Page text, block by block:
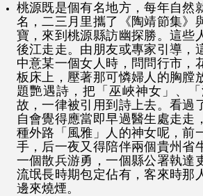
桃源既是個有名地方，每年自然
名，二三月里攜了《陶靖節集》
寶，來到桃源縣訪幽探勝。這些
後江走走。由朋友或專家引導，
中意某一個女人時，問問行市，
板床上，壓著那可憐婦人的胸膛
題艷遇詩，把「巫峽神女」、
故，一律被引用到詩上去。看過
自會覺得應當即早過醫生處走走
種外路「風雅」人的神女呢，前
手，后一夜又得陪伴兩個貴州省
一個散兵游勇，一個縣公署執達
流氓長時期包定佔有，客來時那
邊來燒煙。